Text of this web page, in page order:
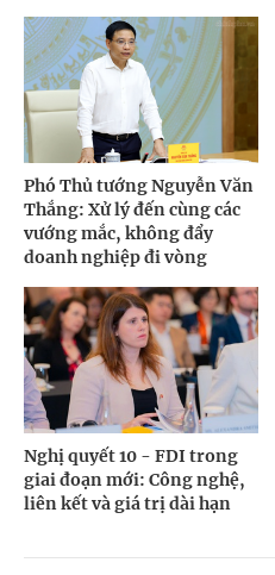
Phó Thủ tướng Nguyễn Văn
Thắng: Xử lý đến cùng các
vướng mắc, không đẩy
doanh nghiệp đi vòng
Nghị quyết 10 - FDI trong
giai đoạn mới: Công nghệ,
liên kết và giá trị dài hạn